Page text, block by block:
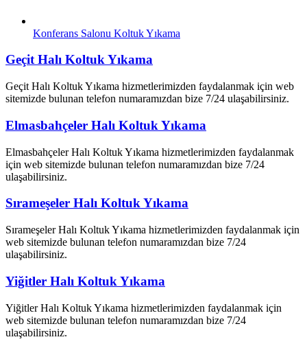
Konferans Salonu Koltuk Yıkama
Geçit Halı Koltuk Yıkama
Geçit Halı Koltuk Yıkama hizmetlerimizden faydalanmak için web
sitemizde bulunan telefon numaramızdan bize 7/24 ulaşabilirsiniz.
Elmasbahçeler Halı Koltuk Yıkama
Elmasbahçeler Halı Koltuk Yıkama hizmetlerimizden faydalanmak
için web sitemizde bulunan telefon numaramızdan bize 7/24
ulaşabilirsiniz.
Sırameşeler Halı Koltuk Yıkama
Sırameşeler Halı Koltuk Yıkama hizmetlerimizden faydalanmak için
web sitemizde bulunan telefon numaramızdan bize 7/24
ulaşabilirsiniz.
Yiğitler Halı Koltuk Yıkama
Yiğitler Halı Koltuk Yıkama hizmetlerimizden faydalanmak için
web sitemizde bulunan telefon numaramızdan bize 7/24
ulaşabilirsiniz.